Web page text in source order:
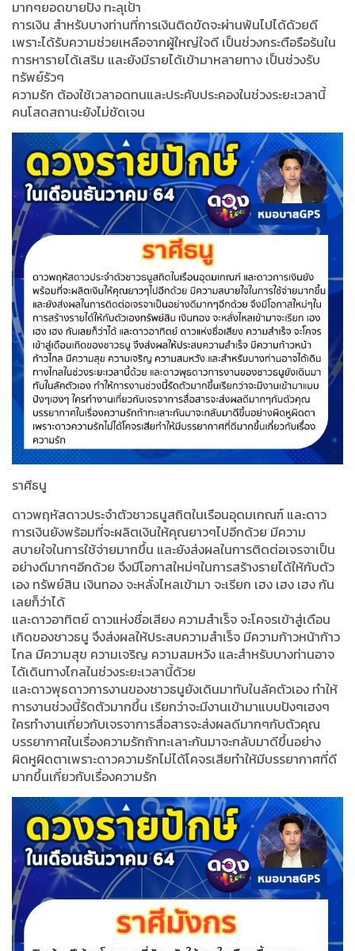
มากๆยอดขายปัง ทะลุเป้า
การเงิน สำหรับบางท่านที่การเงินติดขัดจะผ่านพ้นไปได้ด้วยดี
เพราะได้รับความช่วยเหลือจากผู้ใหญ่ใจดี เป็นช่วงกระตือรือร้นใน
การหารายได้เสริม และยังมีรายได้เข้ามาหลายทาง เป็นช่วงรับ
ทรัพย์รัวๆ
ความรัก ต้องใช้เวลาอดทนและประคับประคองในช่วงระยะเวลานี้
คนโสดสถานะยังไม่ชัดเจน
ราศีธนู
ดาวพฤหัสดาวประจำตัวชาวธนูสถิตในเรือนอุดมเกณฑ์ และดาว
การเงินยังพร้อมที่จะผลิตเงินให้คุณยาวๆไปอีกด้วย มีความ
สบายใจในการใช้จ่ายมากขึ้น และยังส่งผลในการติดต่อเจรจาเป็น
อย่างดีมากๆอีกด้วย จึงมีโอกาสใหม่ๆในการสร้างรายได้ให้กับตัว
เอง ทรัพย์สิน เงินทอง จะหลั่งไหลเข้ามา จะเรียก เฮง เฮง เฮง กัน
เลยก็ว่าได้
และดาวอาทิตย์ ดาวแห่งชื่อเสียง ความสำเร็จ จะโคจรเข้าสู่เดือน
เกิดของชาวธนู จึงส่งผลให้ประสบความสำเร็จ มีความก้าวหน้าก้าว
ไกล มีความสุข ความเจริญ ความสมหวัง และสำหรับบางท่านอาจ
ได้เดินทางไกลในช่วงระยะเวลานี้ด้วย
และดาวพุธดาวการงานของชาวธนูยังเดินมาทับในลัคตัวเอง ทำให้
การงานช่วงนี้รัดตัวมากขึ้น เรียกว่าจะมีงานเข้ามาแบบปังๆเฮงๆ
ใครทำงานเกี่ยวกับเจรจาการสื่อสารจะส่งผลดีมากๆกับตัวคุณ
บรรยากาศในเรื่องความรักถ้าทะเลาะกันมาจะกลับมาดีขึ้นอย่าง
ผิดหูผิดตาเพราะดาวความรักไม่ได้โคจรเสียทำให้มีบรรยากาศที่ดี
มากขึ้นเกี่ยวกับเรื่องความรัก